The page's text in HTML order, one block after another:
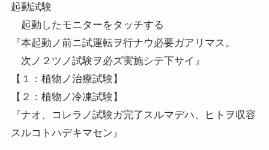
起動試験
起動したモニターをタッチする
『本起動ノ前ニ試運転ヲ行ナウ必要ガアリマス。
次ノ２ツノ試験ヲ必ズ実施シテ下サイ』
【１：植物ノ治療試験】
【２：植物ノ冷凍試験】
『ナオ、コレラノ試験ガ完了スルマデハ、ヒトヲ収容
スルコトハデキマセン』